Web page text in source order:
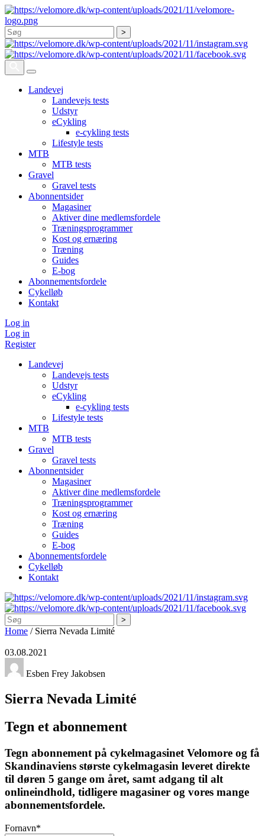
Søg
Landevej
Landevejs tests
Udstyr
eCykling
e-cykling tests
Lifestyle tests
MTB
MTB tests
Gravel
Gravel tests
Abonnentsider
Magasiner
Aktiver dine medlemsfordele
Træningsprogrammer
Kost og ernæring
Træning
Guides
E-bog
Abonnementsfordele
Cykelløb
Kontakt
Log in
Log in
Register
Landevej
Landevejs tests
Udstyr
eCykling
e-cykling tests
Lifestyle tests
MTB
MTB tests
Gravel
Gravel tests
Abonnentsider
Magasiner
Aktiver dine medlemsfordele
Træningsprogrammer
Kost og ernæring
Træning
Guides
E-bog
Abonnementsfordele
Cykelløb
Kontakt
Søg
Home / Sierra Nevada Limité
03.08.2021
Esben Frey Jakobsen
Sierra Nevada Limité
Tegn et abonnement
Tegn abonnement på cykelmagasinet Velomore og få
Skandinaviens største cykelmagasin leveret direkte
til døren 5 gange om året, samt adgang til alt
onlineindhold, tidligere magasiner og vores mange
abonnementsfordele.
Fornavn*